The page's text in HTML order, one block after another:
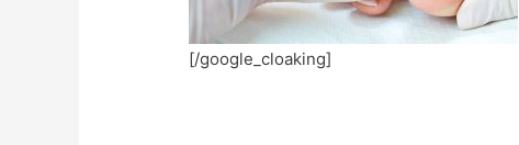
[/google_cloaking]